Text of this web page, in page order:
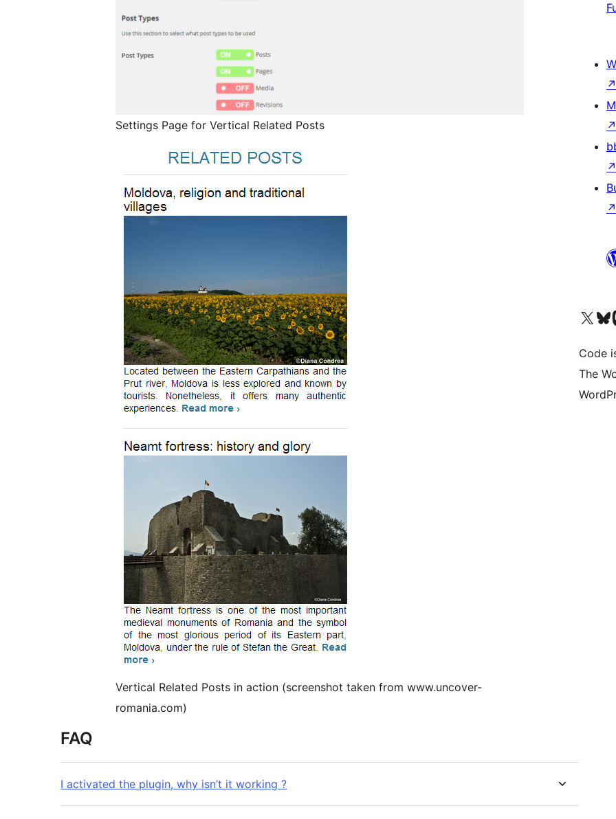
Settings Page for Vertical Related Posts
Vertical Related Posts in action (screenshot taken from www.uncover-
romania.com)
FAQ
I activated the plugin, why isn’t it working ?
↗
↗
↗
↗
Visit our X
Code
The